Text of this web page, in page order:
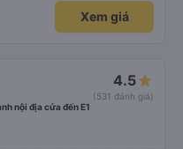
Xem giá
4.5
(531 đánh giá)
nội địa cửa đến E1